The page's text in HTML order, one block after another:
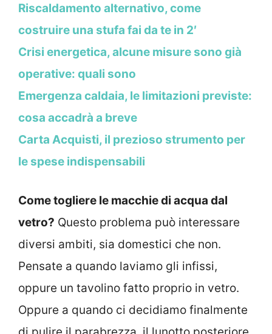
Riscaldamento alternativo, come
costruire una stufa fai da te in 2′
Crisi energetica, alcune misure sono già
operative: quali sono
Emergenza caldaia, le limitazioni previste:
cosa accadrà a breve
Carta Acquisti, il prezioso strumento per
le spese indispensabili
Come togliere le macchie di acqua dal
vetro? Questo problema può interessare
diversi ambiti, sia domestici che non.
Pensate a quando laviamo gli infissi,
oppure un tavolino fatto proprio in vetro.
Oppure a quando ci decidiamo finalmente